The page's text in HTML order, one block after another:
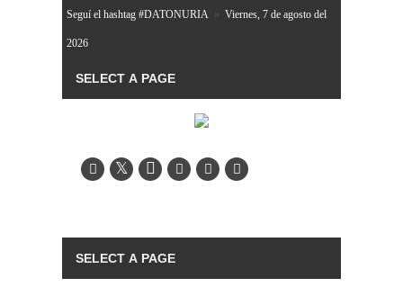
Seguí el hashtag #DATONURIA » Viernes, 7 de agosto del
2026